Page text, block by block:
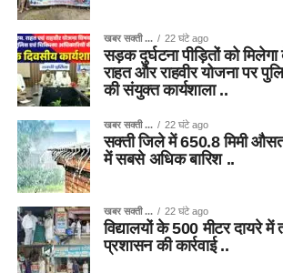
खबर सक्ती ... 22 घंटे ago
सड़क दुर्घटना पीड़ितों को
राहत और राहवीर योजना पर
की संयुक्त कार्यशाला ..
खबर सक्ती ... 22 घंटे ago
सक्ती जिले में 650.8 मिमी औसत
में सबसे अधिक बारिश ..
खबर सक्ती ... 22 घंटे ago
विद्यालयों के 500 मीटर दायरे में
प्रशासन की कार्रवाई ..